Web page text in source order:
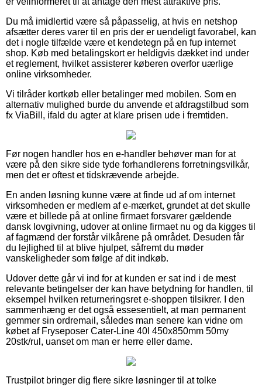
Du må imidlertid være så påpasselig, at hvis en netshop
afsætter deres varer til en pris der er uendeligt favorabel, kan
det i nogle tilfælde være et kendetegn på en fup internet
shop. Køb med betalingskort er heldigvis dækket ind under
et reglement, hvilket assisterer køberen overfor uærlige
online virksomheder.
Vi tilråder kortkøb eller betalinger med mobilen. Som en
alternativ mulighed burde du anvende et afdragstilbud som
fx ViaBill, ifald du agter at klare prisen ude i fremtiden.
Før nogen handler hos en e-handler behøver man for at
være på den sikre side tyde forhandlerens forretningsvilkår,
men det er oftest et tidskrævende arbejde.
En anden løsning kunne være at finde ud af om internet
virksomheden er medlem af e-mærket, grundet at det skulle
være et billede på at online firmaet forsvarer gældende
dansk lovgivning, udover at online firmaet nu og da kigges til
af fagmænd der forstår vilkårene på området. Desuden får
du lejlighed til at blive hjulpet, såfremt du møder
vanskeligheder som følge af dit indkøb.
Udover dette går vi ind for at kunden er sat ind i de mest
relevante betingelser der kan have betydning for handlen, til
eksempel hvilken returneringsret e-shoppen tilsikrer. I den
sammenhæng er det også essesentielt, at man permanent
gemmer sin ordremail, således man senere kan vidne om
købet af Fryseposer Cater-Line 40l 450x850mm 50my
20stk/rul, uanset om man er herre eller dame.
Trustpilot bringer dig flere sikre løsninger til at tolke